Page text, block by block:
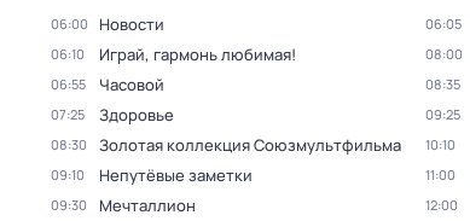
06:00 Новости
06:10 Играй, гармонь любимая!
06:55 Часовой
07:25 Здоровье
08:30 Золотая коллекция Союзмультфильма
09:10 Непутёвые заметки
09:30 Мечталлион
06:05
08:00
08:35
09:25
10:10
11:00
12:00